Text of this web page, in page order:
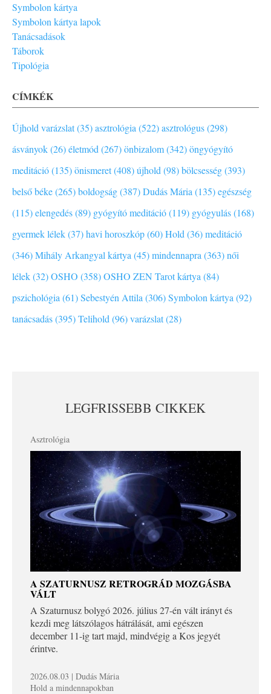
Symbolon kártya
Symbolon kártya lapok
Tanácsadások
Táborok
Tipológia
CÍMKÉK
Újhold varázslat (35)asztrológia (522)asztrológus (298)
ásványok (26)életmód (267)önbizalom (342)öngyógyító
meditáció (135)önismeret (408)újhold (98)bölcsesség (393)
belső béke (265)boldogság (387)Dudás Mária (135)egészség
(115)elengedés (89) gyógyító meditáció (119) gyógyulás (168)
gyermek lélek (37)havi horoszkóp (60)Hold (36)meditáció
(346)Mihály Arkangyal kártya (45)mindennapra (363)női
lélek (32)OSHO (358)OSHO ZEN Tarot kártya (84)
pszichológia (61)Sebestyén Attila (306)Symbolon kártya (92)
tanácsadás (395)Telihold (96)varázslat (28)
LEGFRISSEBB CIKKEK
Asztrológia
A SZATURNUSZ RETROGRÁD MOZGÁSBA
VÁLT
A Szaturnusz bolygó 2026. július 27-én vált irányt és
kezdi meg látszólagos hátrálását, ami egészen
december 11-ig tart majd, mindvégig a Kos jegyét
érintve.
2026.08.03 | Dudás Mária
Hold a mindennapokban